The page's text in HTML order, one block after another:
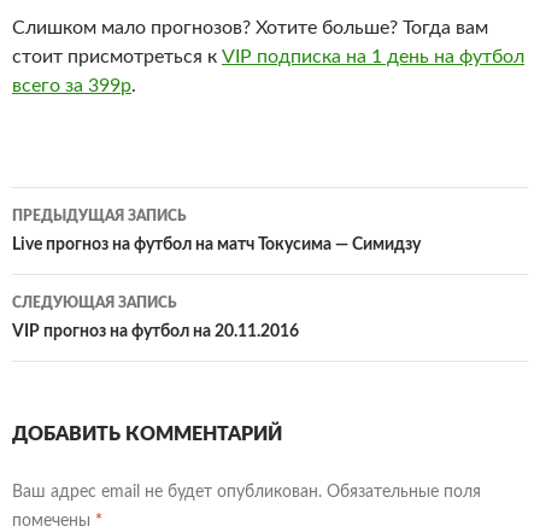
Слишком мало прогнозов? Хотите больше? Тогда вам
стоит присмотреться к VIP подписка на 1 день на футбол
всего за 399р.
Навигация
по
записям
ПРЕДЫДУЩАЯ ЗАПИСЬ
Live прогноз на футбол на матч Токусима — Симидзу
СЛЕДУЮЩАЯ ЗАПИСЬ
VIP прогноз на футбол на 20.11.2016
ДОБАВИТЬ КОММЕНТАРИЙ
Ваш адрес email не будет опубликован. Обязательные поля
помечены *